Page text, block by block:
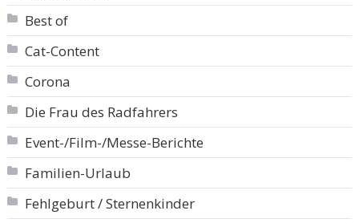
Best of
Cat-Content
Corona
Die Frau des Radfahrers
Event-/Film-/Messe-Berichte
Familien-Urlaub
Fehlgeburt / Sternenkinder